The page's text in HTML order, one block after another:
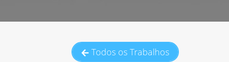
Todos os Trabalhos